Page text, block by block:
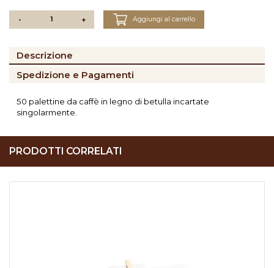
- + Aggiungi al carrello
Descrizione
Spedizione e Pagamenti
50 palettine da caffè in legno di betulla incartate
singolarmente.
PRODOTTI CORRELATI